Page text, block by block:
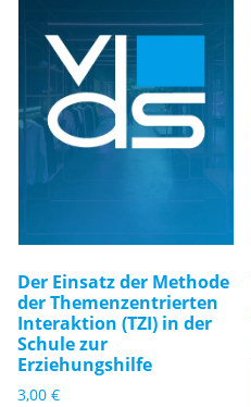
Der Einsatz der Methode
der Themenzentrierten
Interaktion (TZI) in der
Schule zur
Erziehungshilfe
3,00 €